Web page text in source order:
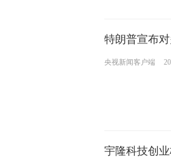
特朗普宣布
央视新闻客户端
宇隆科技创